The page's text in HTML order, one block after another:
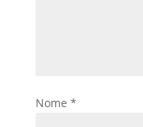
Nome *